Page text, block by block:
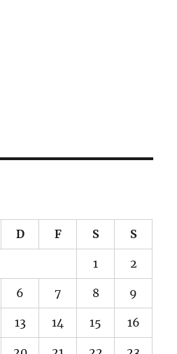
D F S S
1 2
6 7 8 9
13 14 15 16